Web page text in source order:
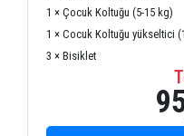
1 × Çocuk Koltuğu (5-15 kg)
1 × Cocuk Koltuğu yükseltici
3 × Bisiklet